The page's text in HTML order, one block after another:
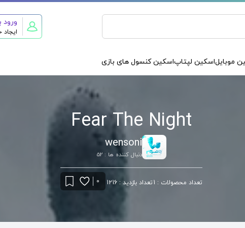
ایجاد
موبایلاسکین لپتاپاسکین کنسول های بازی
Fear The Night
wensoni
دنبال کننده ها : 52
تعداد محصولات : 1 تعداد بازدید : 1216 0